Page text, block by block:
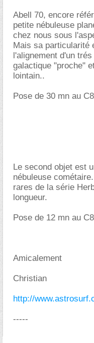
Abell 70, encore
petite nébuleuse
chez nous sous
Mais sa particularité
l'alignement d'un
galactique "proche"
lointain..
Pose de 30 mn au
Le second objet est
nébuleuse
rares de la série
longueur.
Pose de 12 mn au
Amicalement
Christian
http://
-----